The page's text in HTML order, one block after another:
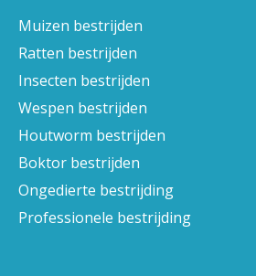
Muizen bestrijden
Ratten bestrijden
Insecten bestrijden
Wespen bestrijden
Houtworm bestrijden
Boktor bestrijden
Ongedierte bestrijding
Professionele bestrijding